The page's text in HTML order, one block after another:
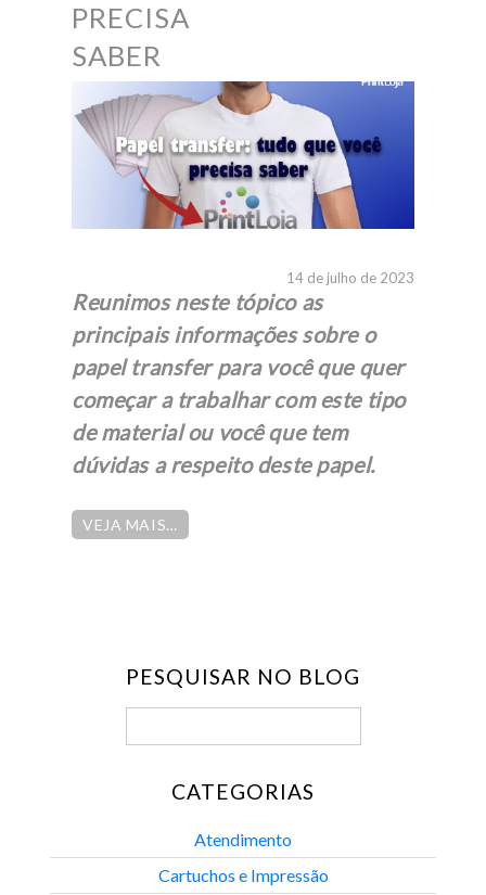
PRECISA
SABER
14 de julho de 2023
Reunimos neste tópico as
principais informações sobre o
papel transfer para você que quer
começar a trabalhar com este tipo
de material ou você que tem
dúvidas a respeito deste papel.
VEJA MAIS…
PESQUISAR NO BLOG
CATEGORIAS
Atendimento
Cartuchos e Impressão